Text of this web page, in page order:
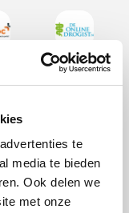
te
media te bieden
Ook delen we
met onze
De Online Drogist
Adidas